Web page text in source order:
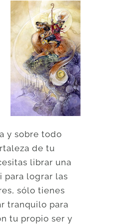
y sobre todo
de tu
librar una
para lograr las
sólo tienes
tranquilo para
tu propio ser y